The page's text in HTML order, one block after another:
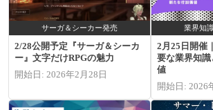
サーガ＆シーカー発売
2/28公開予定『サーガ＆シーカ
ー』文字だけRPGの魅力
開始日: 2026年2月28日
業界知
2月25日開催
要な業界知
値
開始日: 2026